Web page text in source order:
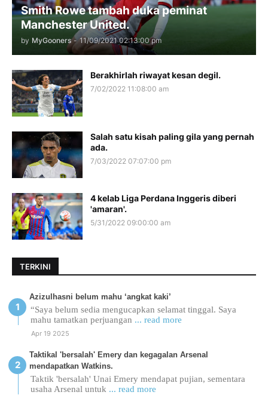
Smith Rowe tambah duka peminat
Manchester United.
by MyGooners - 11/09/2021 02:13:00 pm
Berakhirlah riwayat kesan degil.
7/02/2022 11:08:00 am
Salah satu kisah paling gila yang pernah
ada.
7/03/2022 07:07:00 pm
4 kelab Liga Perdana Inggeris diberi
'amaran'.
5/31/2022 09:00:00 am
TERKINI
Azizulhasni belum mahu ‘angkat kaki’
“Saya belum sedia mengucapkan selamat tinggal. Saya
mahu tamatkan perjuangan ... read more
Apr 19 2025
Taktikal 'bersalah' Emery dan kegagalan Arsenal
mendapatkan Watkins.
Taktik 'bersalah' Unai Emery mendapat pujian, sementara
usaha Arsenal untuk ... read more